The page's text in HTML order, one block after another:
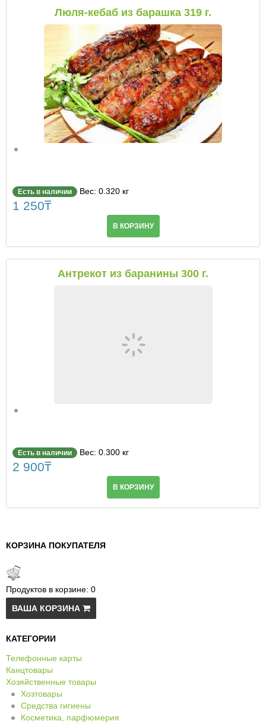
Люля-кебаб из барашка 319 г.
Есть в наличии Вес: 0.320 кг
1 250₸
В КОРЗИНУ
Антрекот из баранины 300 г.
Есть в наличии Вес: 0.300 кг
2 900₸
В КОРЗИНУ
КОРЗИНА ПОКУПАТЕЛЯ
Продуктов в корзине: 0
ВАША КОРЗИНА
КАТЕГОРИИ
Телефонные карты
Канцтовары
Хозяйственные товары
Хозтовары
Средства гигиены
Косметика, парфюмерия